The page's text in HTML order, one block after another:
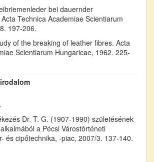
bei dauernder
Technica Academiae Scientiarum
197-206.
of the breaking of leather fibres. Acta
Scientiarum Hungaricae, 1962. 225-
Dr. T. G. (1907-1990) születésének
a Pécsi Várostörténeti
és cipőtechnika, -piac, 2007/3. 137-140.